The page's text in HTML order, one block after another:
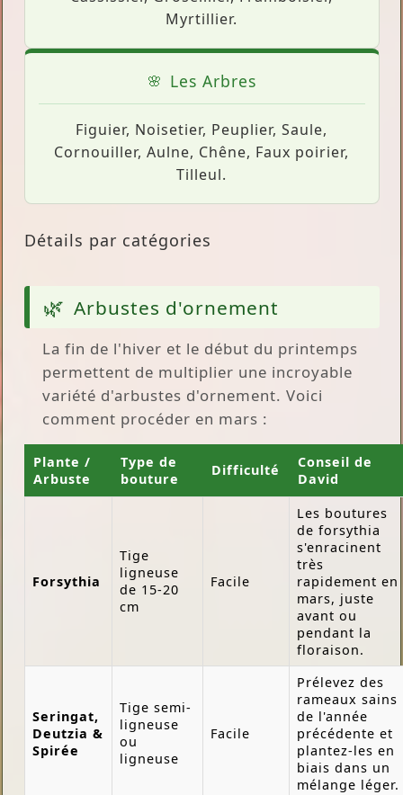
Myrtillier.
Les Arbres
Figuier, Noisetier, Peuplier, Saule,
Cornouiller, Aulne, Chêne, Faux poirier,
Tilleul.
Détails par catégories
Arbustes d'ornement
La fin de l'hiver et le début du printemps
permettent de multiplier une incroyable
variété d'arbustes d'ornement. Voici
comment procéder en mars :
Plante /
Arbuste
Type de
bouture
Difficulté
Conseil de
David
Forsythia
Tige
ligneuse
de 15-20
cm
Facile
Les boutures
de forsythia
s'enracinent
très
rapidement en
mars, juste
avant ou
pendant la
floraison.
Seringat,
Deutzia &
Spirée
Tige semi-
ligneuse
ou
ligneuse
Facile
Prélevez des
rameaux sains
de l'année
précédente et
plantez-les en
biais dans un
mélange léger.